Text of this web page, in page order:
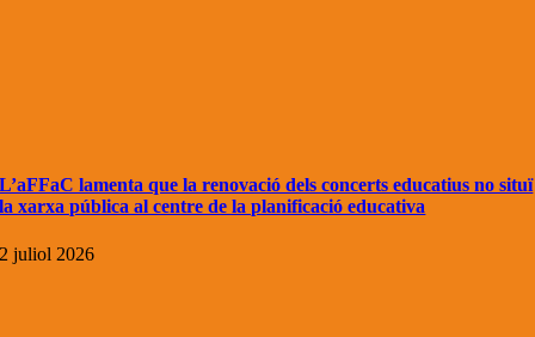
L’aFFaC lamenta que la renovació dels concerts educatius no situï
la xarxa pública al centre de la planificació educativa
2 juliol 2026